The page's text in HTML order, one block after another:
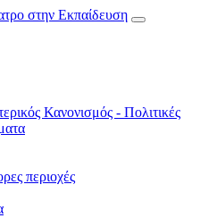
Κανονισμός - Πολιτικές
περιοχές